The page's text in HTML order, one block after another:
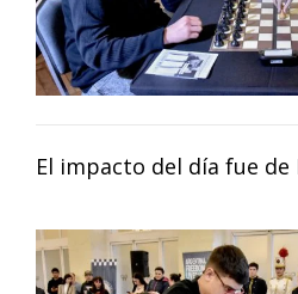
El impacto del día fue